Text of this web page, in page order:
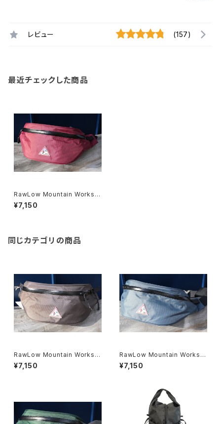
レビュー (157)
最近チェックした商品
RawLow Mountain Worksロ
ウロウマウンテンワークス / Pis
ten Pack（BOGEN edition）/
¥7,150
同じカテゴリの商品
RawLow Mountain Worksロ
ウロウマウンテンワークス / Pis
ten Pack（BOGEN edition）/
¥7,150
RawLow Mountain Worksロ
ウロウマウンテンワークス / Pis
ten Pack（BOGEN edition）/
¥7,150